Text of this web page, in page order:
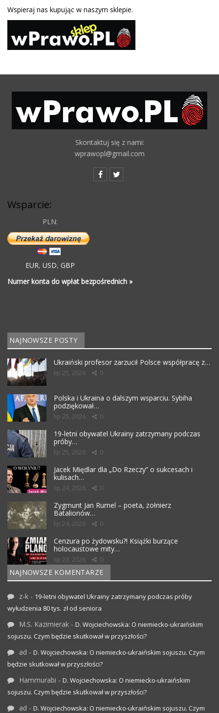
Wspieraj nas kupując w naszym sklepie.
Skontaktuj się z nami:
wprawopl@gmail.com
Wsparcie:
PLN:
EUR, USD, GBP
Numer konta do wpłat bezpośrednich »
NAJNOWSZE POSTY
Ukraiński profesor zarzucił Polsce współpracę z…
lip 25, 2026 0
Polska i Ukraina o dalszym wsparciu. Sybiha
podziękował…
lip 25, 2026 0
19-letni obywatel Ukrainy zatrzymany podczas
próby…
lip 25, 2026 0
Jacek Międlar dla „Do Rzeczy” o sukcesach i
kulisach…
lip 24, 2026 0
Zygmunt Jan Rumel – poeta, żołnierz
Batalionów…
lip 24, 2026 0
Cenzura po żydowsku?! Książki burzące
holocaustowe mity…
lip 23, 2026 0
NAJNOWSZE KOMENTARZE
z-k - 19-letni obywatel Ukrainy zatrzymany podczas próby
wyłudzenia 80 tys. zł od seniora
M.S. Kazimierak - D. Wojciechowska: O niemiecko-ukraińskim
sojuszu. Czym będzie skutkował w przyszłości?
ad - D. Wojciechowska: O niemiecko-ukraińskim sojuszu. Czym
będzie skutkował w przyszłości?
Hammurabi - D. Wojciechowska: O niemiecko-ukraińskim
sojuszu. Czym będzie skutkował w przyszłości?
ad - D. Wojciechowska: O niemiecko-ukraińskim sojuszu. Czym